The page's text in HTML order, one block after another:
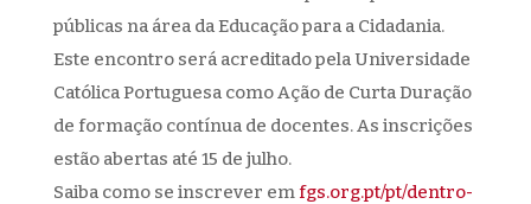
públicas na área da Educação para a Cidadania.
Este encontro será acreditado pela Universidade
Católica Portuguesa como Ação de Curta Duração
de formação contínua de docentes. As inscrições
estão abertas até 15 de julho.
Saiba como se inscrever emfgs.org.pt/pt/dentro-